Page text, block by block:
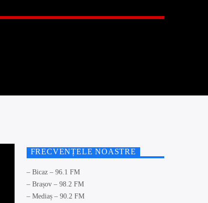
FRECVENȚELE NOASTRE
– Bicaz – 96.1 FM
– Brașov – 98.2 FM
– Mediaș – 90.2 FM